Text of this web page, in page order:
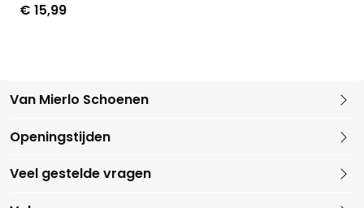
€ 15,99
Van Mierlo Schoenen
Openingstijden
Veel gestelde vragen